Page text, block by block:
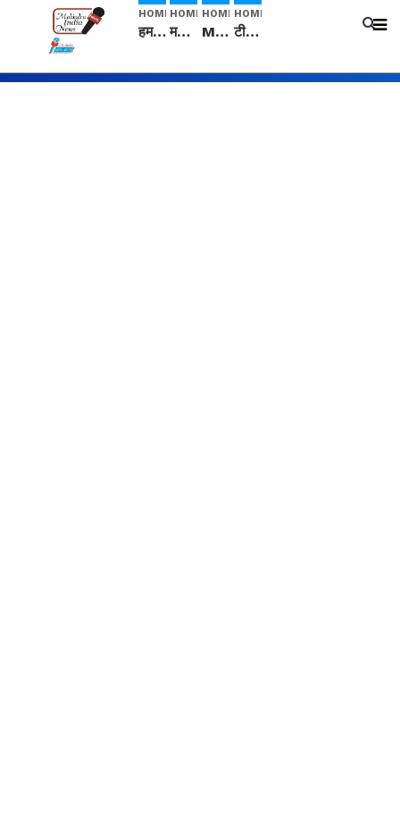
HOME
हम सनातनी..." सांसद kangana Ranaut से क्या बोली लड़की? Viral Jantar-Mantar | CJP protest
HOME
मनीषा हत्याकांड: हत्या, आत्महत्या या कोई बड़ा राज? | Full Story | Josh Haryana
HOME
Mangalsutra: हिंदू धर्म में शादी के बाद मंगलसूत्र क्यों पहनती है महिलाएं, किसने शुरु की ये परंपरा
HOME
टीम बीकेई ने एग्रीकल्चर ग्रेड की यूरिया खाद गट्टों में बदलकर टेक्निकल ग्रेड में बेचने वालों पर करवाई कार्रवाई: लखविंदर सिंह औलख